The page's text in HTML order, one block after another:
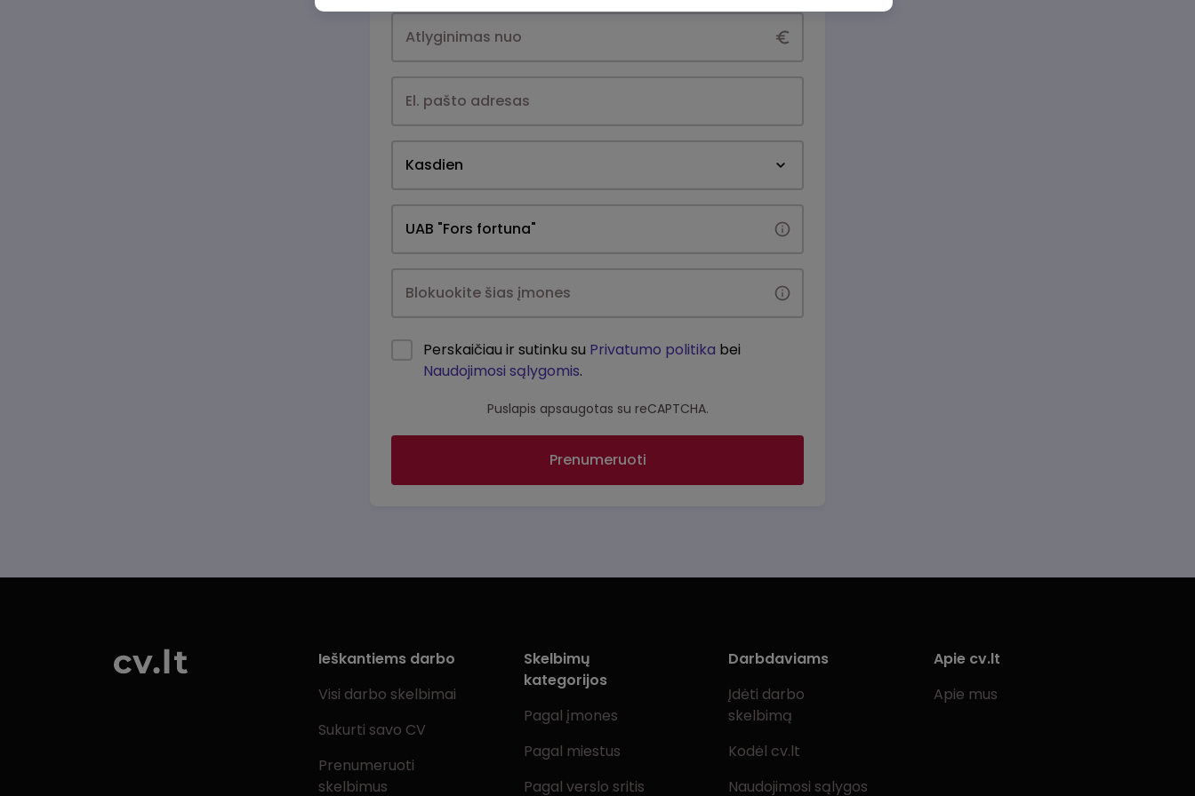
Kasdien
Perskaičiau ir sutinku su Privatumo politika bei
Naudojimosi sąlygomis.
Puslapis apsaugotas su reCAPTCHA.
Prenumeruoti
Ieškantiems darbo
Visi darbo skelbimai
Sukurti savo CV
Prenumeruoti
skelbimus
Skelbimų
kategorijos
Pagal įmones
Pagal miestus
Pagal verslo sritis
Darbdaviams
Įdėti darbo
skelbimą
Kodėl cv.lt
Naudojimosi sąlygos
Apie cv.lt
Apie mus